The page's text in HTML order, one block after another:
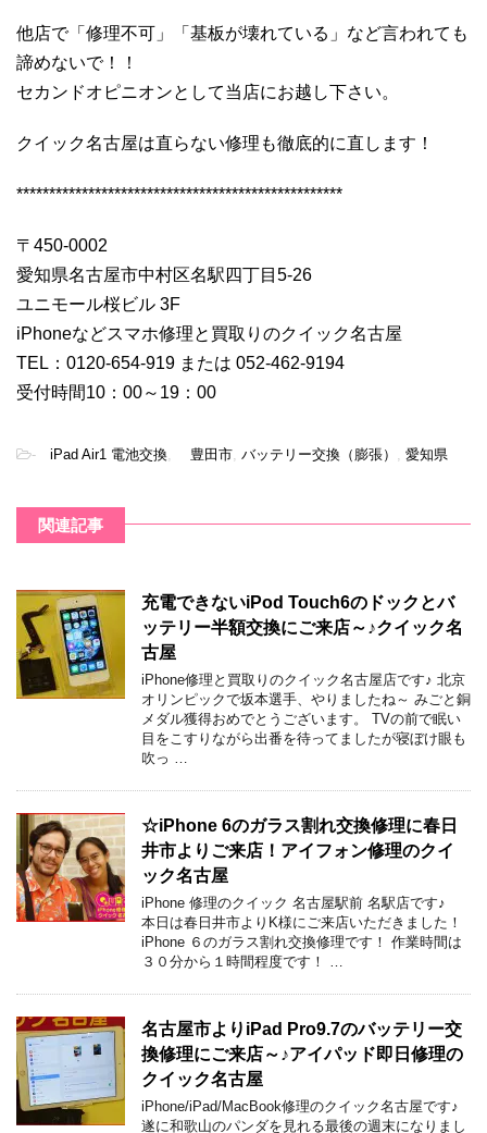
他店で「修理不可」「基板が壊れている」など言われても
諦めないで！！
セカンドオピニオンとして当店にお越し下さい。
クイック名古屋は直らない修理も徹底的に直します！
**************************************************
〒450-0002
愛知県名古屋市中村区名駅四丁目5-26
ユニモール桜ビル 3F
iPhoneなどスマホ修理と買取りのクイック名古屋
TEL：0120-654-919 または 052-462-9194
受付時間10：00～19：00
- iPad Air1 電池交換 豊田市 バッテリー交換（膨張） 愛知県
関連記事
充電できないiPod Touch6のドックとバ
ッテリー半額交換にご来店～♪クイック名
古屋
iPhone修理と買取りのクイック名古屋店です♪ 北京
オリンピックで坂本選手、やりましたね～ みごと銅
メダル獲得おめでとうございます。 TVの前で眠い
目をこすりながら出番を待ってましたが寝ぼけ眼も
吹っ …
☆iPhone 6のガラス割れ交換修理に春日
井市よりご来店！アイフォン修理のクイ
ック名古屋
iPhone 修理のクイック 名古屋駅前 名駅店です♪
本日は春日井市よりK様にご来店いただきました！
iPhone ６のガラス割れ交換修理です！ 作業時間は
３０分から１時間程度です！ …
名古屋市よりiPad Pro9.7のバッテリー交
換修理にご来店～♪アイパッド即日修理の
クイック名古屋
iPhone/iPad/MacBook修理のクイック名古屋です♪
遂に和歌山のパンダを見れる最後の週末になりまし